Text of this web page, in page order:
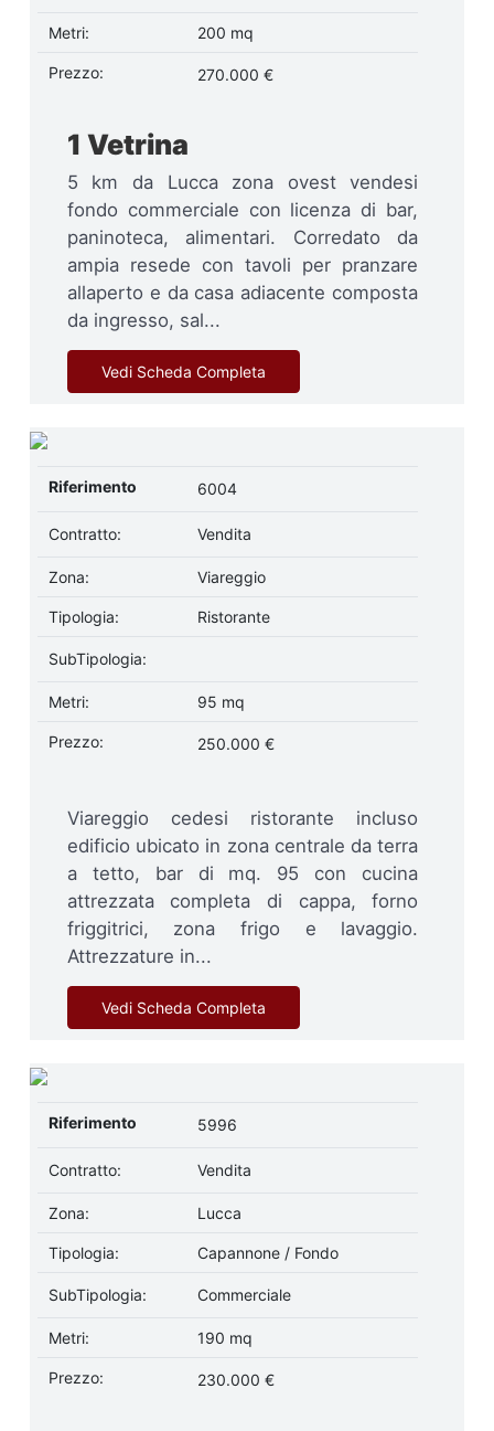
Metri: 200 mq
Prezzo: 270.000 €
1 Vetrina
5 km da Lucca zona ovest vendesi
fondo commerciale con licenza di bar,
paninoteca, alimentari. Corredato da
ampia resede con tavoli per pranzare
allaperto e da casa adiacente composta
da ingresso, sal...
Vedi Scheda Completa
Riferimento 6004
Contratto: Vendita
Zona: Viareggio
Tipologia: Ristorante
SubTipologia:
Metri: 95 mq
Prezzo: 250.000 €
Viareggio cedesi ristorante incluso
edificio ubicato in zona centrale da terra
a tetto, bar di mq. 95 con cucina
attrezzata completa di cappa, forno
friggitrici, zona frigo e lavaggio.
Attrezzature in...
Vedi Scheda Completa
Riferimento 5996
Contratto: Vendita
Zona: Lucca
Tipologia: Capannone / Fondo
SubTipologia: Commerciale
Metri: 190 mq
Prezzo: 230.000 €